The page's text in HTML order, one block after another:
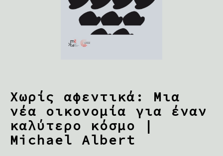
Χωρίς αφεντικά: Μια
νέα οικονομία για έναν
καλύτερο κόσμο |
Michael Albert